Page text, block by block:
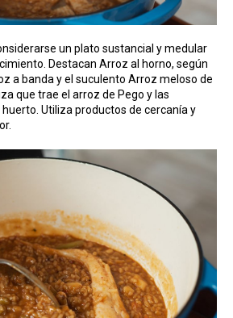
un plato sustancial y medular
Destacan Arroz al horno, según
a banda y el suculento Arroz meloso de
que trae el arroz de Pego y las
Utiliza productos de cercanía y